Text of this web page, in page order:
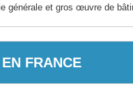
générale et gros œuvre de
EN FRANCE